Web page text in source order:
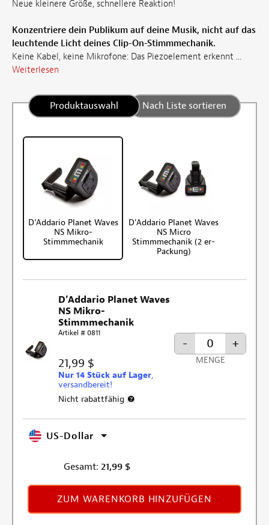
Neue kleinere Größe, schnellere Reaktion!
Konzentriere dein Publikum auf deine Musik, nicht auf das
leuchtende Licht deines Clip-On-Stimmmechanik.
Keine Kabel, keine Mikrofone: Das Piezoelement erkennt ...
Weiterlesen
Produktauswahl Nach Liste sortieren
D'Addario Planet Waves
NS Mikro-
Stimmmechanik
D'Addario Planet Waves
NS Micro
Stimmmechanik (2 er-
Packung)
D'Addario Planet Waves
NS Mikro-
Stimmmechanik
Artikel # 0811
21,99 $
Nur 14 Stück auf Lager,
versandbereit!
Nicht rabattfähig
- +
MENGE
US-Dollar
Gesamt: 21,99 $
ZUM WARENKORB HINZUFÜGEN